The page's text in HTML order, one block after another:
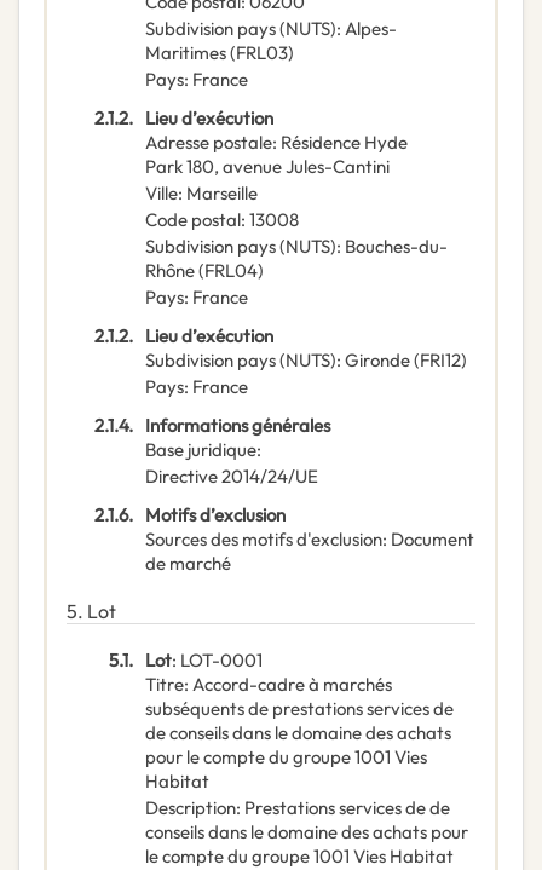
Subdivision pays (NUTS): Alpes-
Maritimes(FRL03)
Pays: France
2.1.2. Lieu d’exécution
Adresse postale: Résidence Hyde
Park180, avenue Jules-Cantini
Ville: Marseille
Code postal: 13008
Subdivision pays (NUTS): Bouches-du-
Rhône(FRL04)
Pays: France
2.1.2. Lieu d’exécution
Subdivision pays (NUTS): Gironde(FRI12)
Pays: France
2.1.4. Informations générales
Base juridique:
Directive 2014/24/UE
2.1.6. Motifs d’exclusion
Sources des motifs d'exclusion: Document
de marché
5. Lot
5.1. Lot: LOT-0001
Titre: Accord-cadre à marchés
subséquents de prestations services de
de conseils dans le domaine des achats
pour le compte du groupe 1001 Vies
Habitat
Description: Prestations services de de
conseils dans le domaine des achats pour
le compte du groupe 1001 Vies Habitat